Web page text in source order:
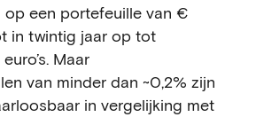
op een portefeuille van €
in twintig jaar op tot
Maar
van minder dan ~0,2% zijn
in vergelijking met